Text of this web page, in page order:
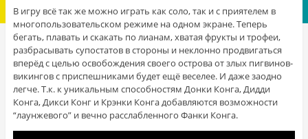
В игру всё так же можно играть как соло, так и с приятелем в
многопользовательском режиме на одном экране. Теперь
бегать, плавать и скакать по лианам, хватая фрукты и трофеи,
разбрасывать супостатов в стороны и неклонно продвигаться
вперёд с целью освобождения своего острова от злых пигвинов-
викингов с приспешниками будет ещё веселее. И даже заодно
легче. Т.к. к уникальным способностям Донки Конга, Дидди
Конга, Дикси Конг и Крэнки Конга добавляются возможности
“лаунжевого” и вечно расслабленного Фанки Конга.